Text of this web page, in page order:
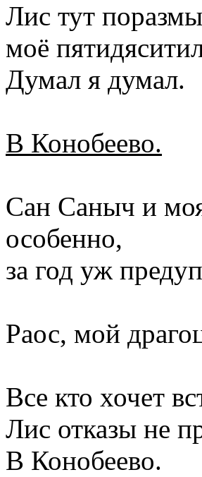
Лис тут
моё
Думал я думал.
В Конобеево.
Сан Саныч и
особенно,
за год уж
Раос, мой
Все кто хочет
Лис отказы не
В Конобеево.